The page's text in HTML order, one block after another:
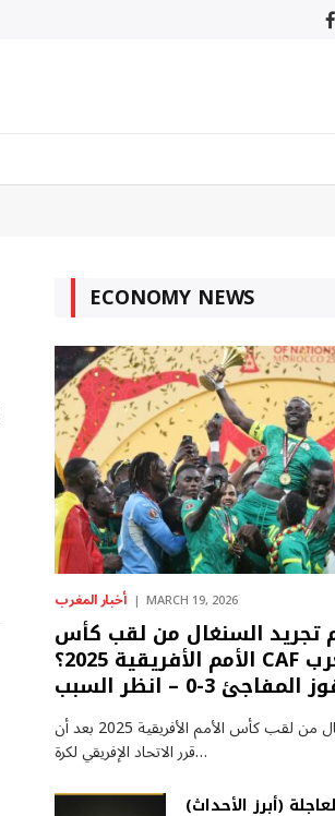
ECONOMY NEWS
أخبار المغرب MARCH 19, 2026
تجريد السنغال من لقب كأس
الأمم الأفريقية 2025؟ CAF يمنح المغرب
3-0 – انظر السبب
تم تجريد السنغال من لقب كأس الأمم الأفريقية 2025 بعد أن
قرر الاتحاد الإفريقي لكرة…
(أبرز الأحداث) الأخبار العاجلة